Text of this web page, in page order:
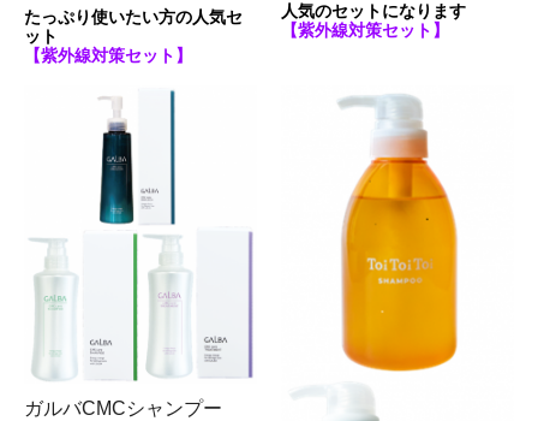
たっぷり使いたい方の人気セ
ット
【紫外線対策セット】
人気のセットになります
【紫外線対策セット】
ガルバCMCシャンプー